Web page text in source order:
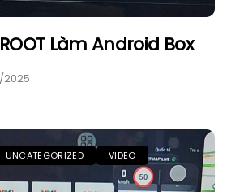
Làm Android Box
2025
UNCATEGORIZED VIDEO